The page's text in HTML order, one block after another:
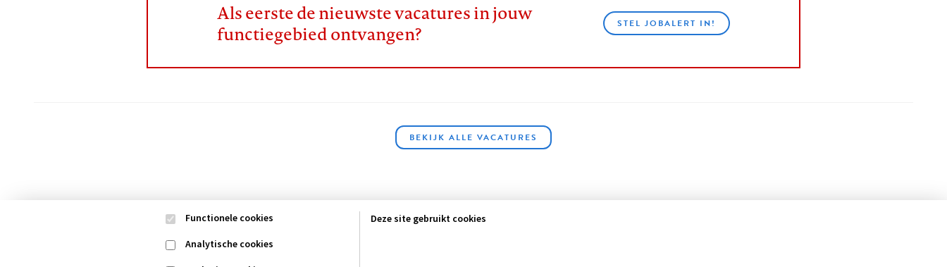
Als eerste de nieuwste vacatures in jouw
functiegebied ontvangen?
STEL JOBALERT IN!
BEKIJK ALLE VACATURES
Deze site gebruikt cookies
Functionele cookies
Analytische cookies